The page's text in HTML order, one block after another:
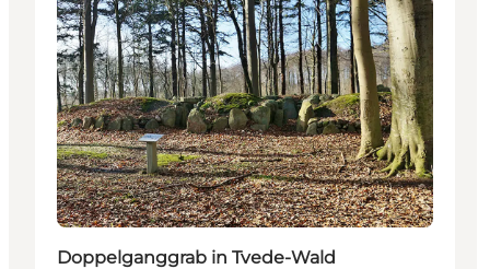
Doppelganggrab in Tvede-Wald